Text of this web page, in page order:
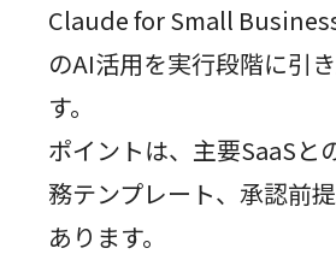
Claude for Small
のAI活用を実行段階に引
す。
ポイントは、主要SaaSと
務テンプレート、承認前
あります。